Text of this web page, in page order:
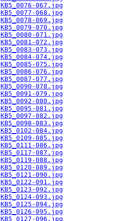
KB5_0076-067.jpg
KB5_0077-068.jpg
KB5_0078-069.jpg
KB5_0079-070.jpg
KB5_0080-071.jpg
KB5_0081-072.jpg
KB5_0083-073.jpg
KB5_0084-074.jpg
KB5_0085-075.jpg
KB5_0086-076.jpg
KB5_0087-077.jpg
KB5_0090-078.jpg
KB5_0091-079.jpg
KB5_0092-080.jpg
KB5_0095-081.jpg
KB5_0097-082.jpg
KB5_0098-083.jpg
KB5_0102-084.jpg
KB5_0109-085.jpg
KB5_0111-086.jpg
KB5_0117-087.jpg
KB5_0119-088.jpg
KB5_0120-089.jpg
KB5_0121-090.jpg
KB5_0122-091.jpg
KB5_0123-092.jpg
KB5_0124-093.jpg
KB5_0125-094.jpg
KB5_0126-095.jpg
KB5_0127-096.jpg